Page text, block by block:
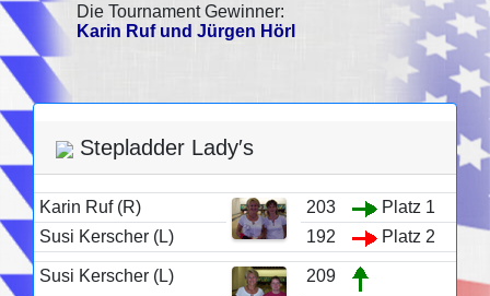
Die Tournament Gewinner:
Karin Ruf und Jürgen Hörl
Stepladder Lady′s
Karin Ruf (R) 203
Platz 1
Susi Kerscher (L)
192 Platz 2
Susi Kerscher (L)
209